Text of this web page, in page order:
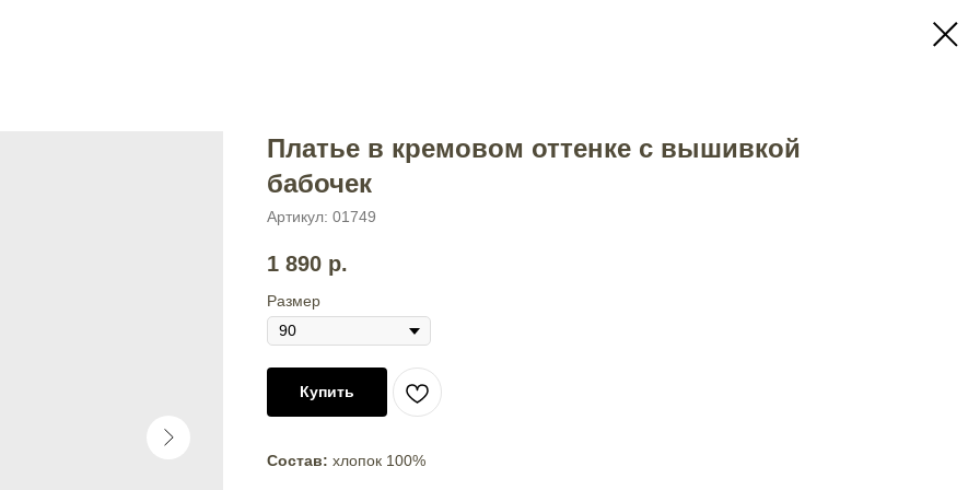
Платье в кремовом оттенке с вышивкой
бабочек
Артикул: 01749
1 890 р.
Размер
Купить
Состав: хлопок 100%